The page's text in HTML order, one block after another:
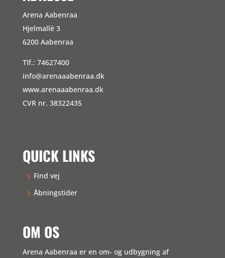
Arena Aabenraa
Hjelmallé 3
6200 Aabenraa
Tlf.: 74627400
info@arenaaabenraa.dk
www.arenaaabenraa.dk
CVR nr. 38322435
QUICK LINKS
Find vej
Åbningstider
OM OS
Arena Aabenraa er en om- og udbygning af